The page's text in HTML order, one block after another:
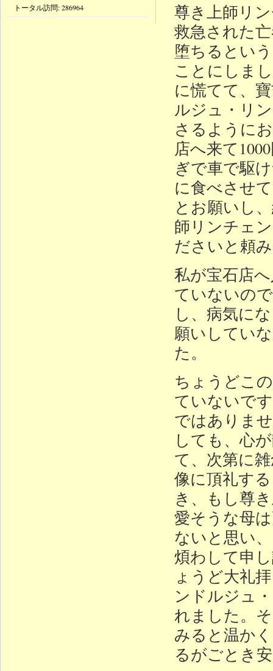
尊き上師リ
救急された
堕ちるとい
ことにしま
に慌てて、
ルジュ・リ
さるように
店へ来て
ぎで車で駆
に食べさせ
とお願いし
師リンチェ
ださいと頼
私が宝石店
ていないの
し、病気に
願いしてい
た。
ちょうどこ
ていないで
ではありま
しても、心
て、次第に
像に頂礼す
き、もし尊
愛そうな母
ないと思い
煩わして申
ょうど大礼
ンドルジュ
れました。
みると温か
るがごとき
トータル訪問:286964